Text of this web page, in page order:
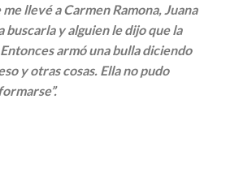
llevé a Carmen Ramona, Juana
buscarla y alguien le dijo que la
armó una bulla diciendo
y otras cosas. Ella no pudo